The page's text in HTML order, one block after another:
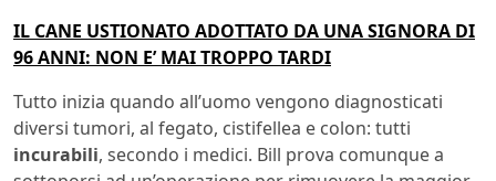
IL CANE USTIONATO ADOTTATO DA UNA SIGNORA DI
96 ANNI: NON E’ MAI TROPPO TARDI
Tutto inizia quando all’uomo vengono diagnosticati
diversi tumori, al fegato, cistifellea e colon: tutti
incurabili, secondo i medici. Bill prova comunque a